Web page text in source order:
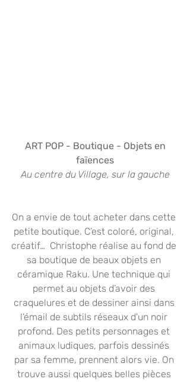
faïences
Au centre du Village, sur la gauche
On a envie de tout acheter dans cette
petite boutique. C’est coloré, original,
créatif…  Christophe réalise au fond de
sa boutique de beaux objets en
céramique Raku. Une technique qui
permet au objets d’avoir des
craquelures et de dessiner ainsi dans
l’émail de subtils réseaux d'un noir
profond. Des petits personnages et
animaux ludiques, parfois dessinés
par sa femme, prennent alors vie. On
trouve aussi quelques belles pièces